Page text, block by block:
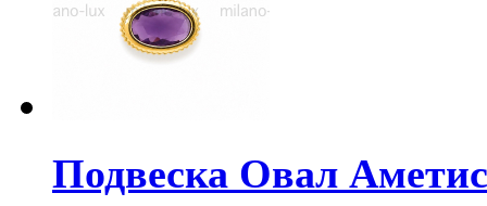
Подвеска Овал